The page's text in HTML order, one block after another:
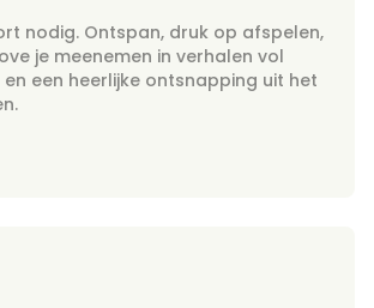
nodig. Ontspan, druk op afspelen,
je meenemen in verhalen vol
een heerlijke ontsnapping uit het